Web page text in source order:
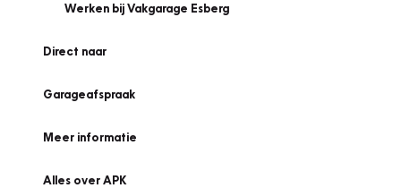
Werken bij Vakgarage Esberg
Direct naar
Garageafspraak
Meer informatie
Alles over APK